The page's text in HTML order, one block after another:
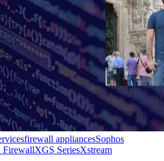
firewall appliancesSophos
FirewallXGS SeriesXstream